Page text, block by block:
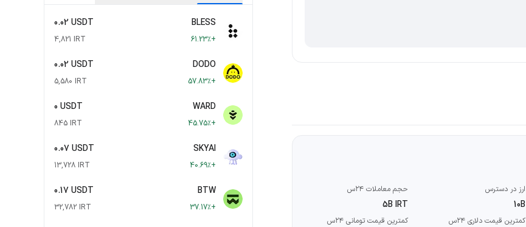
ارز در دسترس
10B
حجم معاملات ۲۴س
5B IRT
کمترین قیمت دلاری ۲۴س کمترین قیمت تومانی ۲۴س
BLESS
0.02 USDT
+61.23٪ 4,821 IRT
DODO
0.02 USDT
+57.83٪ 5,580 IRT
WARD
0 USDT
+45.75٪ 845 IRT
SKYAI
0.07 USDT
+40.69٪ 13,728 IRT
BTW
0.17 USDT
+37.17٪ 32,782 IRT